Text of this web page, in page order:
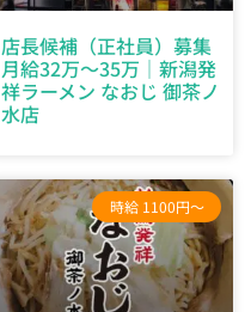
店長候補（正社員）募集
月給32万～35万｜新潟発
祥ラーメン なおじ 御茶ノ
水店
時給 1100円～